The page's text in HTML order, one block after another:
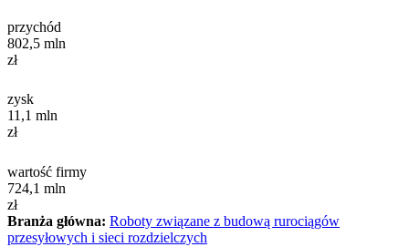
przychód
802,5 mln
zł
zysk
11,1 mln
zł
wartość firmy
724,1 mln
zł
Branża główna: Roboty związane z budową rurociągów
przesyłowych i sieci rozdzielczych